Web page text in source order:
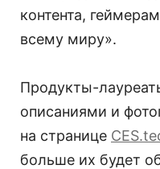
контента,
всему миру».
Продукты-
описаниями и
на странице
больше их будет